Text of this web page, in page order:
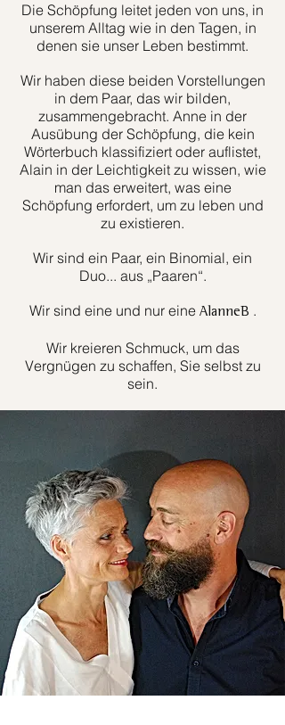
Die Schöpfung leitet jeden von uns, in
unserem Alltag wie in den Tagen, in
denen sie unser Leben bestimmt.
Wir haben diese beiden Vorstellungen
in dem Paar, das wir bilden,
zusammengebracht. Anne in der
Ausübung der Schöpfung, die kein
Wörterbuch klassifiziert oder auflistet,
Alain in der Leichtigkeit zu wissen, wie
man das erweitert, was eine
Schöpfung erfordert, um zu leben und
zu existieren.
Wir sind ein Paar, ein Binomial, ein
Duo... aus „Paaren“.
Wir sind eine und nur eine AlanneB .
Wir kreieren Schmuck, um das
Vergnügen zu schaffen, Sie selbst zu
sein.